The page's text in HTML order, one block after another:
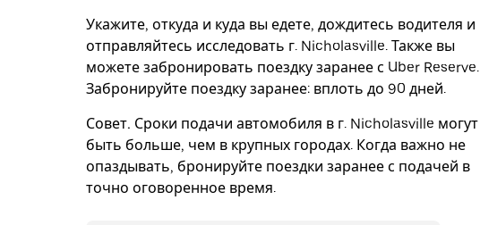
Укажите, откуда и куда вы едете, дождитесь водителя и
отправляйтесь исследовать г. Nicholasville. Также вы
можете забронировать поездку заранее с Uber Reserve.
Забронируйте поездку заранее: вплоть до 90 дней.
Совет. Сроки подачи автомобиля в г. Nicholasville могут
быть больше, чем в крупных городах. Когда важно не
опаздывать, бронируйте поездки заранее с подачей в
точно оговоренное время.